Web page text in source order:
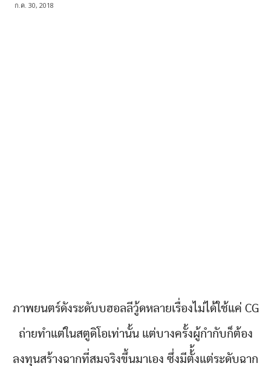
ก.ค. 30, 2018
ภาพยนตร์ดังระดับบฮอลลีวู้ดหลายเรื่องไม่ได้ใช้แค่ CG
ถ่ายทำแต่ในสตูดิโอเท่านั้น แต่บางครั้งผู้กำกับก็ต้อง
ลงทุนสร้างฉากที่สมจริงขึ้นมาเอง ซึ่งมีตั้้งแต่ระดับฉาก